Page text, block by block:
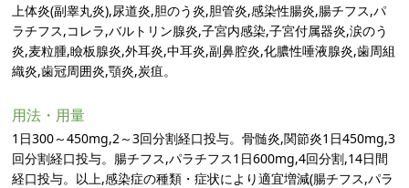
上体炎(副睾丸炎),尿道炎,胆のう炎,胆管炎,感染性腸炎,腸チフス,パ
ラチフス,コレラ,バルトリン腺炎,子宮内感染,子宮付属器炎,涙のう
炎,麦粒腫,瞼板腺炎,外耳炎,中耳炎,副鼻腔炎,化膿性唾液腺炎,歯周組
織炎,歯冠周囲炎,顎炎,炭疽。
用法・用量
1日300～450mg,2～3回分割経口投与。骨髄炎,関節炎1日450mg,3
回分割経口投与。腸チフス,パラチフス1日600mg,4回分割,14日間
経口投与。以上,感染症の種類・症状により適宜増減(腸チフス,パラ